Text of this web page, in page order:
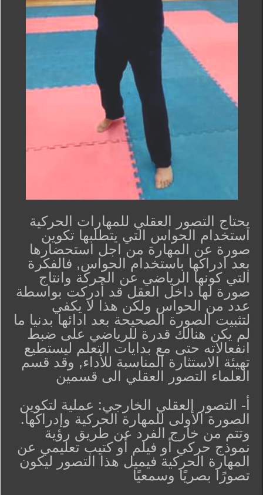
يحتاج التصور العقلي للمهارات الحركية
استخدام الحواس التي يتطلبها تكوين
صورة عن المهارة من اجل استحضارها
بعد ادراكها باستخدام الحواس, فالفكرة
التي كونها الرياضي عن الحركة وانتاج
صورة لها داخل العقل قد أُدركت بواسطة
عدد من الحواس ولكن هذا لا يكفي
لتثبيت الصورة الصحيحة بعد ادائها بدنيا ما
لم يكن هنالك قدرة للرياضي على ضبط
انفعالاته حتى مع بدايات التعلم ليستطيع
تهيئة الاستثارة المناسبة للأداء, وقد قسم
العلماء التصور العقلي الى قسمين
أ- التصور العقلي الخارجي: عملية لتكوين
الصورة الأولى للمهارة الحركية وإدراكها.
وتتم من خارج الفرد عن طريق رؤية
نموذج حركي أو فيلم أو كتيب تعليمي عن
المهارة الحركية فيميل هذا التصور ليكون
تصورًا بصريًا وسمعيًا